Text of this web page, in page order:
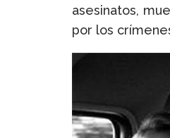
asesinatos,
por los